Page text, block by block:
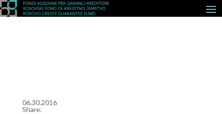
06.30.2016
Share: